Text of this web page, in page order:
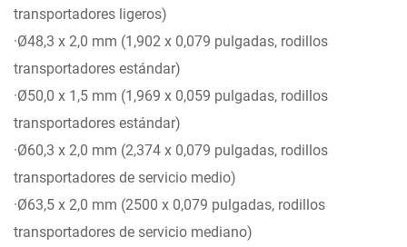
transportadores ligeros)
·Ø48,3 x 2,0 mm (1,902 x 0,079 pulgadas, rodillos
transportadores estándar)
·Ø50,0 x 1,5 mm (1,969 x 0,059 pulgadas, rodillos
transportadores estándar)
·Ø60,3 x 2,0 mm (2,374 x 0,079 pulgadas, rodillos
transportadores de servicio medio)
·Ø63,5 x 2,0 mm (2500 x 0,079 pulgadas, rodillos
transportadores de servicio mediano)